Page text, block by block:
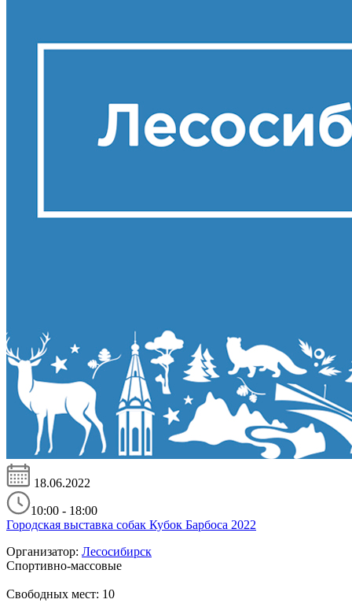
18.06.2022
10:00 - 18:00
Городская выставка собак Кубок Барбоса 2022
Организатор: Лесосибирск
Спортивно-массовые
Свободных мест: 10